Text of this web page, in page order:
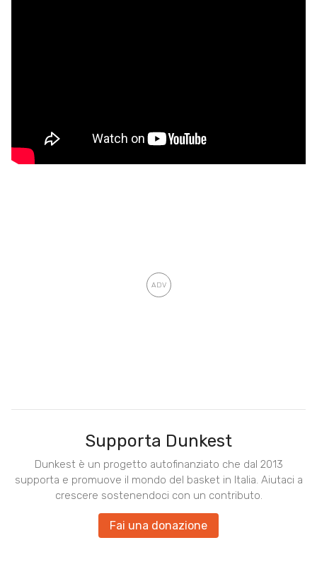
Supporta Dunkest
Dunkest è un progetto autofinanziato che dal 2013
supporta e promuove il mondo del basket in Italia. Aiutaci a
crescere sostenendoci con un contributo.
Fai una donazione